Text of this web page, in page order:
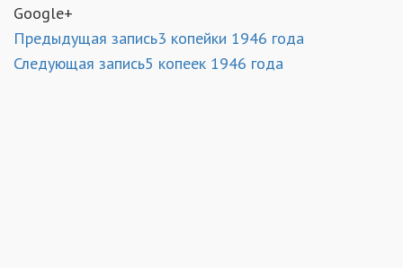
Google+
Предыдущая запись3 копейки 1946 года
Следующая запись5 копеек 1946 года